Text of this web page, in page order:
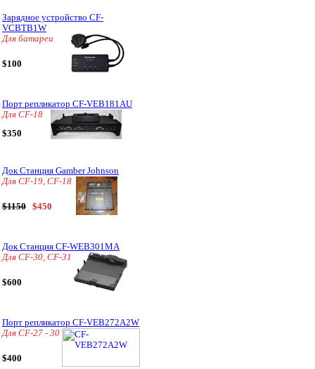
Зарядное устройство CF-
VCBTB1W
Для батареи
$100
Порт репликатор CF-VEB181AU
Для CF-18
$350
Док Станция Gamber Johnson
Для CF-19, CF-18
$1150 $450
Док Станция CF-WEB301MA
Для CF-30, CF-31
$600
Порт репликатор CF-VEB272A2W
Для CF-27 - 30
$400